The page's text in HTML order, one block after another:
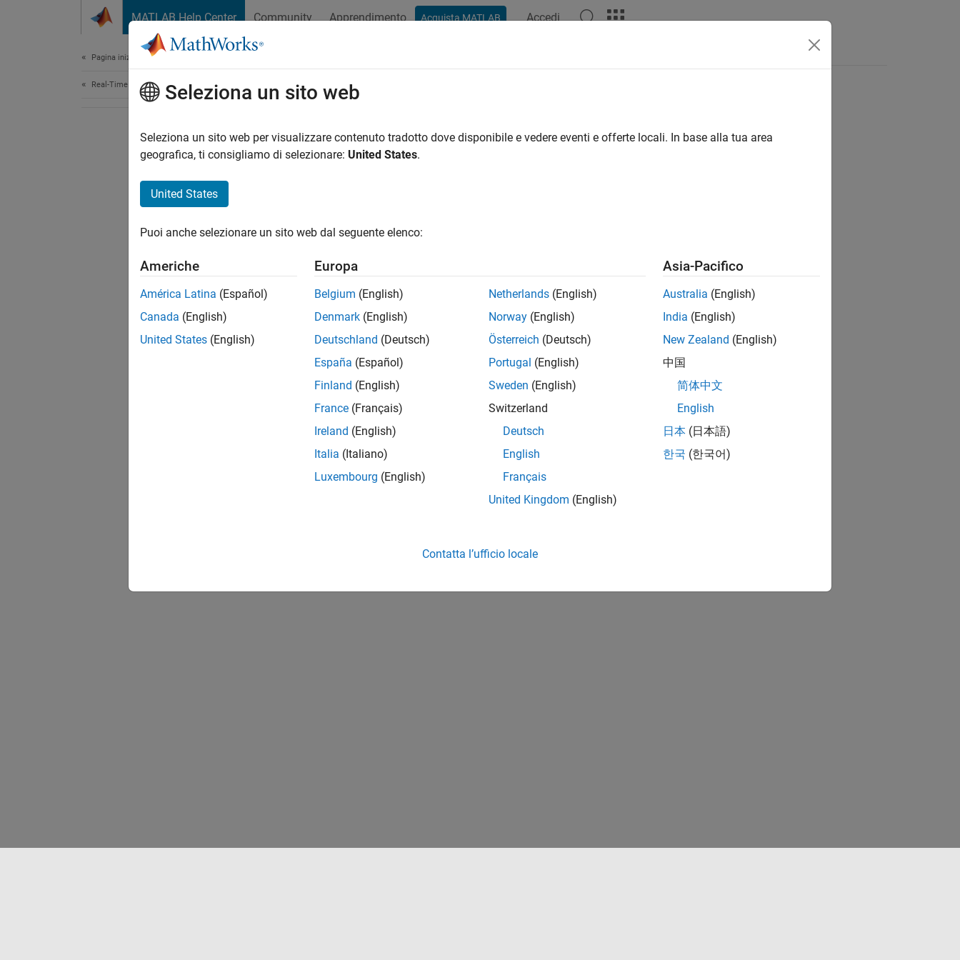
MATLAB Help Center Community Apprendimento Acquista MATLAB Accedi
Pagina iniziale della documentazione
Real-Time Simulation and TestingSeleziona un sito web
Seleziona un sito web per visualizzare contenuto tradotto dove disponibile e vedere eventi e offerte locali. In base alla tua area
geografica, ti consigliamo di selezionare: United States.
United States
Puoi anche selezionare un sito web dal seguente elenco:
Americhe
América Latina (Español)
Canada (English)
United States (English)
Europa
Belgium (English)
Denmark (English)
Deutschland (Deutsch)
España (Español)
Finland (English)
France (Français)
Ireland (English)
Italia (Italiano)
Luxembourg (English)
Netherlands (English)
Norway (English)
Österreich (Deutsch)
Portugal (English)
Sweden (English)
Switzerland
Deutsch
English
Français
United Kingdom (English)
Asia-Pacifico
Australia (English)
India (English)
New Zealand (English)
中国
简体中文
English
日本 (日本語)
한국 (한국어)
Contatta l’ufficio locale